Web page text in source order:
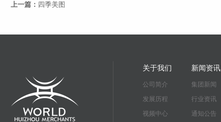
上一篇： 四季美图
关于我们
公司简介
发展历程
视频中心
新闻资讯
集团新闻
行业资讯
通知公告